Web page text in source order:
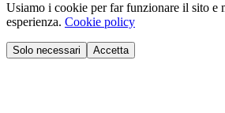
Usiamo i cookie per far funzionare il sito e
esperienza. Cookie policy
Solo necessari Accetta